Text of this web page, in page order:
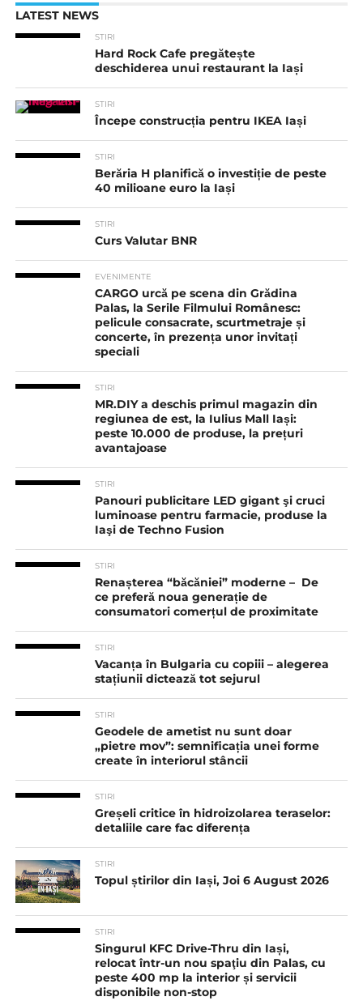
LATEST NEWS
STIRI
Hard Rock Cafe pregătește
deschiderea unui restaurant la Iași
STIRI
Începe construcția pentru IKEA Iași
STIRI
Berăria H planifică o investiție de peste
40 milioane euro la Iași
STIRI
Curs Valutar BNR
EVENIMENTE
CARGO urcă pe scena din Grădina
Palas, la Serile Filmului Românesc:
pelicule consacrate, scurtmetraje și
concerte, în prezența unor invitați
speciali
STIRI
MR.DIY a deschis primul magazin din
regiunea de est, la Iulius Mall Iași:
peste 10.000 de produse, la prețuri
avantajoase
STIRI
Panouri publicitare LED gigant şi cruci
luminoase pentru farmacie, produse la
Iaşi de Techno Fusion
STIRI
Renașterea “băcăniei” moderne – De
ce preferă noua generație de
consumatori comerțul de proximitate
STIRI
Vacanța în Bulgaria cu copiii – alegerea
stațiunii dictează tot sejurul
STIRI
Geodele de ametist nu sunt doar
„pietre mov”: semnificația unei forme
create în interiorul stâncii
STIRI
Greșeli critice în hidroizolarea teraselor:
detaliile care fac diferența
STIRI
Topul știrilor din Iași, Joi 6 August 2026
STIRI
Singurul KFC Drive-Thru din Iași,
relocat într-un nou spaţiu din Palas, cu
peste 400 mp la interior și servicii
disponibile non-stop